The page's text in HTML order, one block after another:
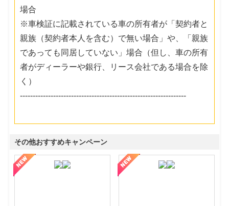
場合
※車検証に記載されている車の所有者が「契約者と
親族（契約者本人を含む）で無い場合」や、「親族
であっても同居していない」場合（但し、車の所有
者がディーラーや銀行、リース会社である場合を除
く）
-----------------------------------------------------------------
その他おすすめキャンペーン